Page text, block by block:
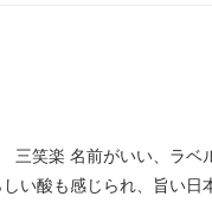
笑楽 名前がいい、ラベ
い酸も感じられ、旨い日